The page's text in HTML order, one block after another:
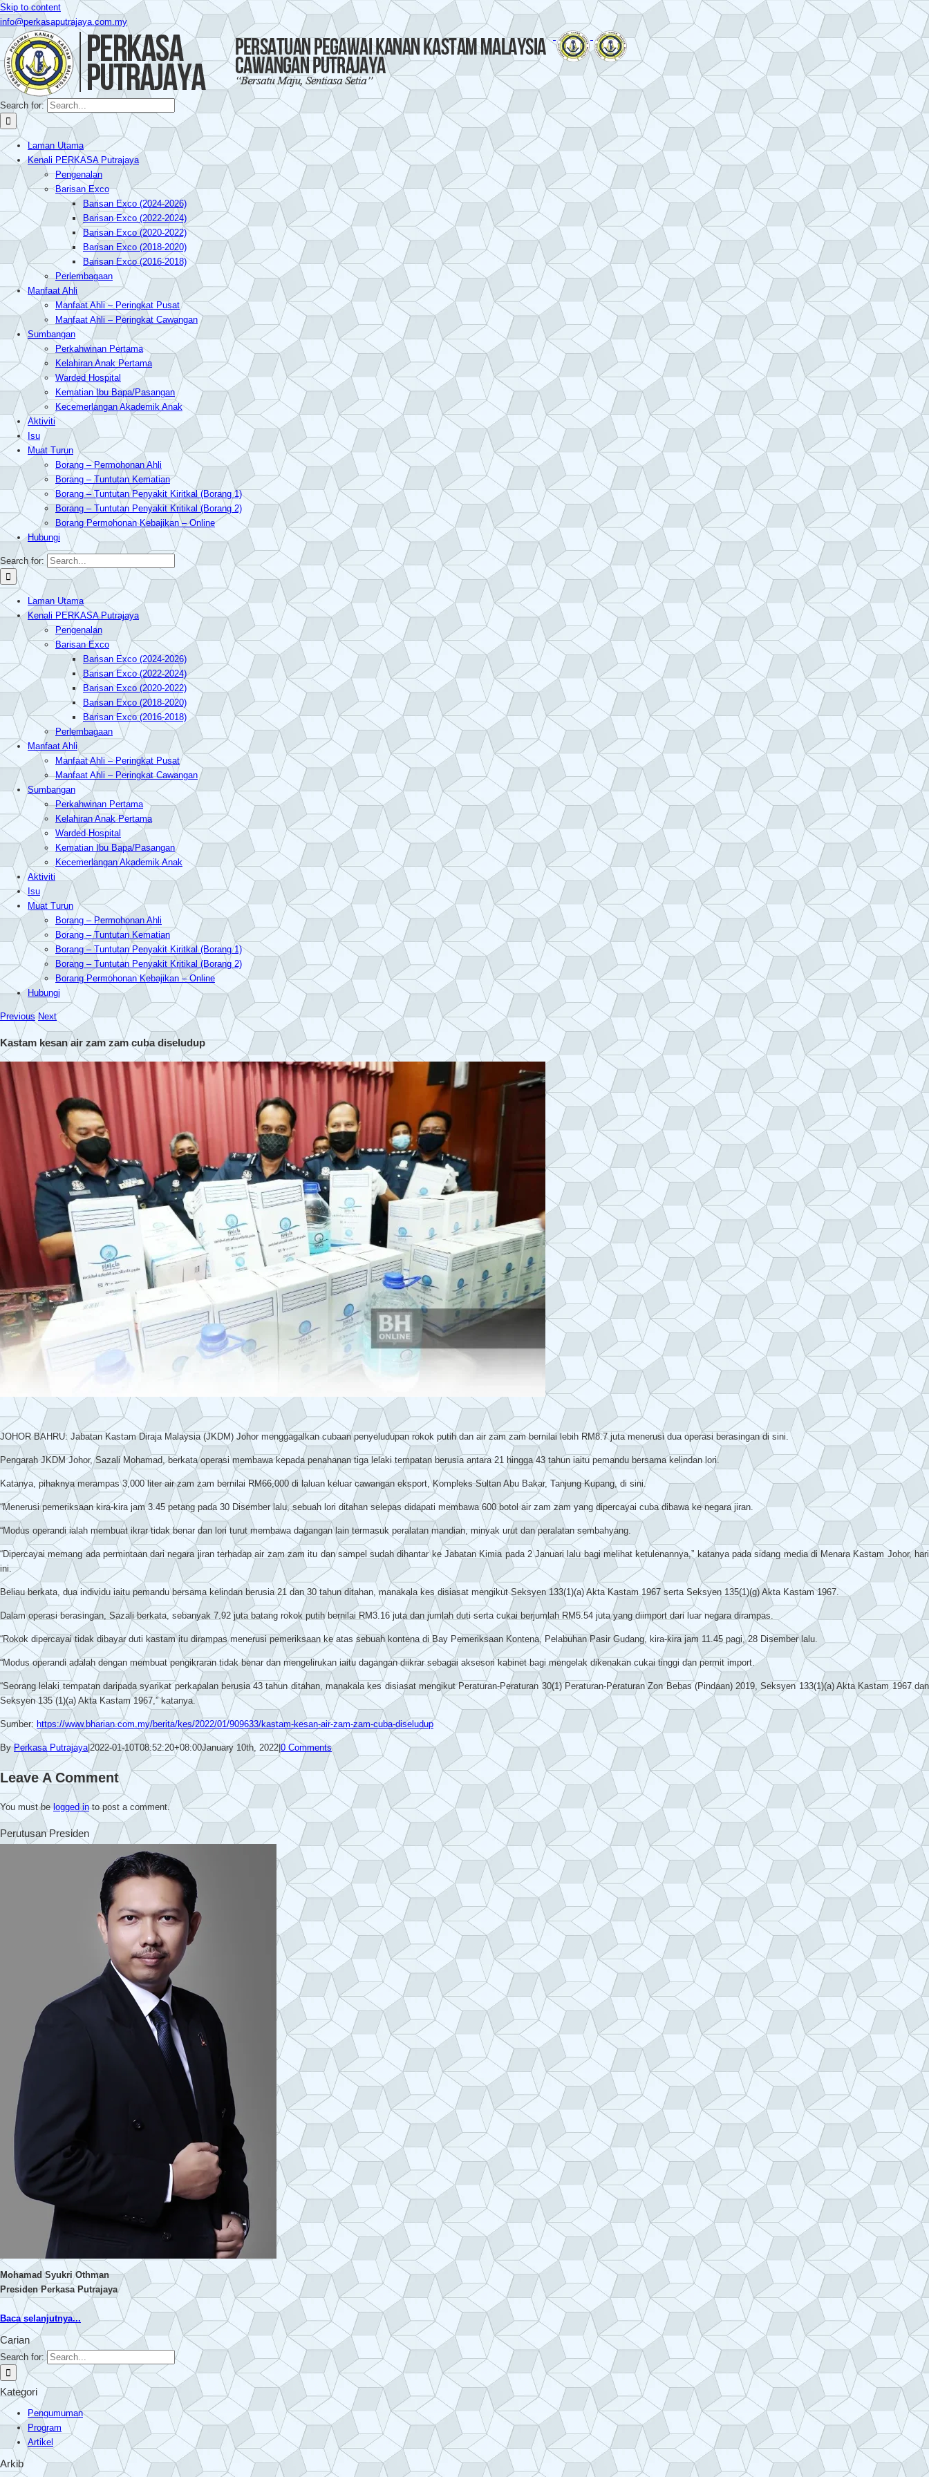
Skip to content
info@perkasaputrajaya.com.my
Search for:
Laman Utama
Kenali PERKASA Putrajaya
Pengenalan
Barisan Exco
Barisan Exco (2024-2026)
Barisan Exco (2022-2024)
Barisan Exco (2020-2022)
Barisan Exco (2018-2020)
Barisan Exco (2016-2018)
Perlembagaan
Manfaat Ahli
Manfaat Ahli – Peringkat Pusat
Manfaat Ahli – Peringkat Cawangan
Sumbangan
Perkahwinan Pertama
Kelahiran Anak Pertama
Warded Hospital
Kematian Ibu Bapa/Pasangan
Kecemerlangan Akademik Anak
Aktiviti
Isu
Muat Turun
Borang – Permohonan Ahli
Borang – Tuntutan Kematian
Borang – Tuntutan Penyakit Kiritkal (Borang 1)
Borang – Tuntutan Penyakit Kritikal (Borang 2)
Borang Permohonan Kebajikan – Online
Hubungi
Search for:
Laman Utama
Kenali PERKASA Putrajaya
Pengenalan
Barisan Exco
Barisan Exco (2024-2026)
Barisan Exco (2022-2024)
Barisan Exco (2020-2022)
Barisan Exco (2018-2020)
Barisan Exco (2016-2018)
Perlembagaan
Manfaat Ahli
Manfaat Ahli – Peringkat Pusat
Manfaat Ahli – Peringkat Cawangan
Sumbangan
Perkahwinan Pertama
Kelahiran Anak Pertama
Warded Hospital
Kematian Ibu Bapa/Pasangan
Kecemerlangan Akademik Anak
Aktiviti
Isu
Muat Turun
Borang – Permohonan Ahli
Borang – Tuntutan Kematian
Borang – Tuntutan Penyakit Kiritkal (Borang 1)
Borang – Tuntutan Penyakit Kritikal (Borang 2)
Borang Permohonan Kebajikan – Online
Hubungi
Previous Next
Kastam kesan air zam zam cuba diseludup
JOHOR BAHRU: Jabatan Kastam Diraja Malaysia (JKDM) Johor menggagalkan cubaan penyeludupan rokok putih dan air zam zam bernilai lebih RM8.7 juta menerusi dua operasi berasingan di sini.
Pengarah JKDM Johor, Sazali Mohamad, berkata operasi membawa kepada penahanan tiga lelaki tempatan berusia antara 21 hingga 43 tahun iaitu pemandu bersama kelindan lori.
Katanya, pihaknya merampas 3,000 liter air zam zam bernilai RM66,000 di laluan keluar cawangan eksport, Kompleks Sultan Abu Bakar, Tanjung Kupang, di sini.
“Menerusi pemeriksaan kira-kira jam 3.45 petang pada 30 Disember lalu, sebuah lori ditahan selepas didapati membawa 600 botol air zam zam yang dipercayai cuba dibawa ke negara jiran.
“Modus operandi ialah membuat ikrar tidak benar dan lori turut membawa dagangan lain termasuk peralatan mandian, minyak urut dan peralatan sembahyang.
“Dipercayai memang ada permintaan dari negara jiran terhadap air zam zam itu dan sampel sudah dihantar ke Jabatan Kimia pada 2 Januari lalu bagi melihat ketulenannya,” katanya pada sidang media di Menara Kastam Johor, hari
ini.
Beliau berkata, dua individu iaitu pemandu bersama kelindan berusia 21 dan 30 tahun ditahan, manakala kes disiasat mengikut Seksyen 133(1)(a) Akta Kastam 1967 serta Seksyen 135(1)(g) Akta Kastam 1967.
Dalam operasi berasingan, Sazali berkata, sebanyak 7.92 juta batang rokok putih bernilai RM3.16 juta dan jumlah duti serta cukai berjumlah RM5.54 juta yang diimport dari luar negara dirampas.
“Rokok dipercayai tidak dibayar duti kastam itu dirampas menerusi pemeriksaan ke atas sebuah kontena di Bay Pemeriksaan Kontena, Pelabuhan Pasir Gudang, kira-kira jam 11.45 pagi, 28 Disember lalu.
“Modus operandi adalah dengan membuat pengikraran tidak benar dan mengelirukan iaitu dagangan diikrar sebagai aksesori kabinet bagi mengelak dikenakan cukai tinggi dan permit import.
“Seorang lelaki tempatan daripada syarikat perkapalan berusia 43 tahun ditahan, manakala kes disiasat mengikut Peraturan-Peraturan 30(1) Peraturan-Peraturan Zon Bebas (Pindaan) 2019, Seksyen 133(1)(a) Akta Kastam 1967 dan
Seksyen 135 (1)(a) Akta Kastam 1967,” katanya.
Sumber: https://www.bharian.com.my/berita/kes/2022/01/909633/kastam-kesan-air-zam-zam-cuba-diseludup
ByPerkasa Putrajaya|2022-01-10T08:52:20+08:00January 10th, 2022 0 Comments
Leave A Comment
You must be logged into post a comment.
Perutusan Presiden
Mohamad Syukri Othman
Presiden Perkasa Putrajaya
Baca selanjutnya...
Carian
Search for:
Kategori
Pengumuman
Program
Artikel
Arkib